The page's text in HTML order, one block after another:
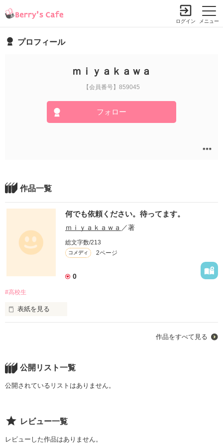
メニュー
ログイン
プロフィール
ｍｉｙａｋａｗａ
【会員番号】859045
フォロー
作品一覧
何でも依頼ください。待ってます。
ｍｉｙａｋａｗａ ／著
総文字数/213
コメディ 2ページ
0
#高校生
表紙を見る
作品をすべて見る
公開リスト一覧
公開されているリストはありません。
レビュー一覧
レビューした作品はありません。